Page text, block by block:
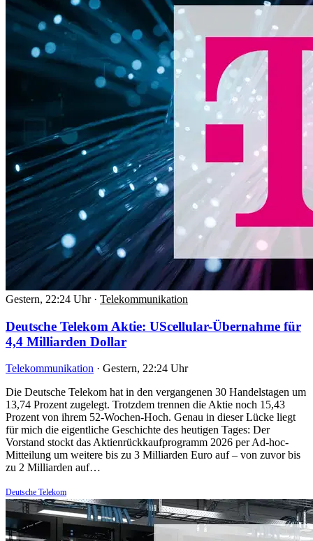
Gestern, 22:24 Uhr · Telekommunikation
Deutsche Telekom Aktie: UScellular-Übernahme für
4,4 Milliarden Dollar
Telekommunikation · Gestern, 22:24 Uhr
Die Deutsche Telekom hat in den vergangenen 30 Handelstagen um
13,74 Prozent zugelegt. Trotzdem trennen die Aktie noch 15,43
Prozent von ihrem 52-Wochen-Hoch. Genau in dieser Lücke liegt
für mich die eigentliche Geschichte des heutigen Tages: Der
Vorstand stockt das Aktienrückkaufprogramm 2026 per Ad-hoc-
Mitteilung um weitere bis zu 3 Milliarden Euro auf – von zuvor bis
zu 2 Milliarden auf…
Deutsche Telekom